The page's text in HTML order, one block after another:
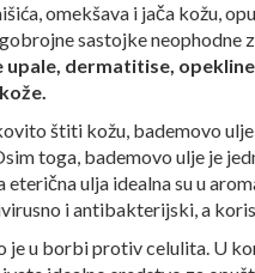
omekšava i jača kožu,
sastojke neophodne
upale, dermatitise,
štiti kožu, bademovo
toga, bademovo ulje je
eterična ulja idealna su u
i antibakterijski, a
je u borbi protiv celulita. U